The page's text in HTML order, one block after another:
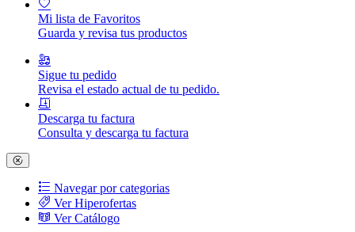
Mi lista de Favoritos
Guarda y revisa tus productos
Sigue tu pedido
Revisa el estado actual de tu pedido.
Descarga tu factura
Consulta y descarga tu factura
Navegar por categorias
Ver Hiperofertas
Ver Catálogo